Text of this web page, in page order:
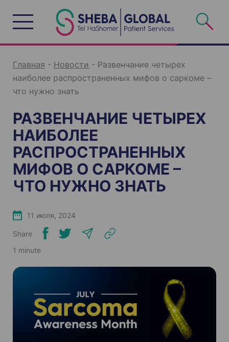
c
Главная - Новости - Развенчание четырех
наиболее распространенных мифов о саркоме –
что нужно знать
РАЗВЕНЧАНИЕ ЧЕТЫРЕХ
НАИБОЛЕЕ
РАСПРОСТРАНЕННЫХ
МИФОВ О САРКОМЕ –
ЧТО НУЖНО ЗНАТЬ
11 июля, 2024
Share
1 minute